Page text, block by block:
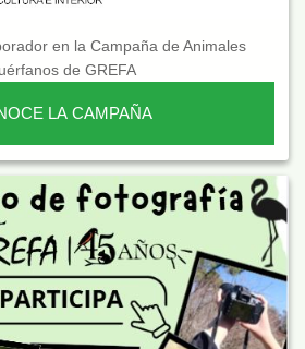
en la Campaña de Animales
de GREFA
LA CAMPAÑA